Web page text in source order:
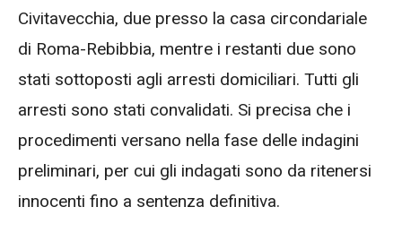
Civitavecchia, due presso la casa circondariale
di Roma-Rebibbia, mentre i restanti due sono
stati sottoposti agli arresti domiciliari. Tutti gli
arresti sono stati convalidati. Si precisa che i
procedimenti versano nella fase delle indagini
preliminari, per cui gli indagati sono da ritenersi
innocenti fino a sentenza definitiva.